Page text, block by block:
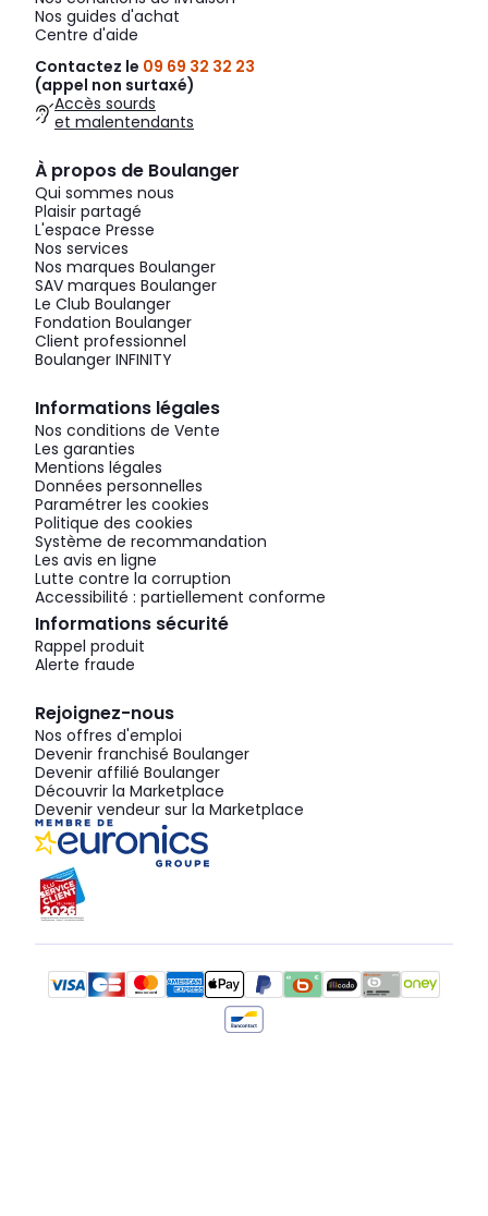
Nos guides d'achat
Centre d'aide
Contactez le 09 69 32 32 23
(appel non surtaxé)
Accès sourds
et malentendants
À propos de Boulanger
Qui sommes nous
Plaisir partagé
L'espace Presse
Nos services
Nos marques Boulanger
SAV marques Boulanger
Le Club Boulanger
Fondation Boulanger
Client professionnel
Boulanger INFINITY
Informations légales
Nos conditions de Vente
Les garanties
Mentions légales
Données personnelles
Paramétrer les cookies
Politique des cookies
Système de recommandation
Les avis en ligne
Lutte contre la corruption
Accessibilité : partiellement conforme
Informations sécurité
Rappel produit
Alerte fraude
Rejoignez-nous
Nos offres d'emploi
Devenir franchisé Boulanger
Devenir affilié Boulanger
Découvrir la Marketplace
Devenir vendeur sur la Marketplace